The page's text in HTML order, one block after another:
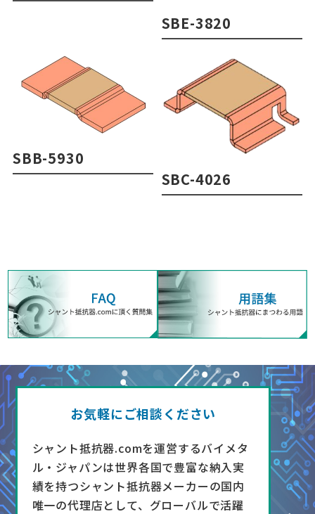
SBE-3820
SBB-5930
SBC-4026
お気軽にご相談ください
シャント抵抗器.comを運営するバイメタ
ル・ジャパンは世界各国で豊富な納入実
績を持つシャント抵抗器メーカーの国内
唯一の代理店として、グローバルで活躍